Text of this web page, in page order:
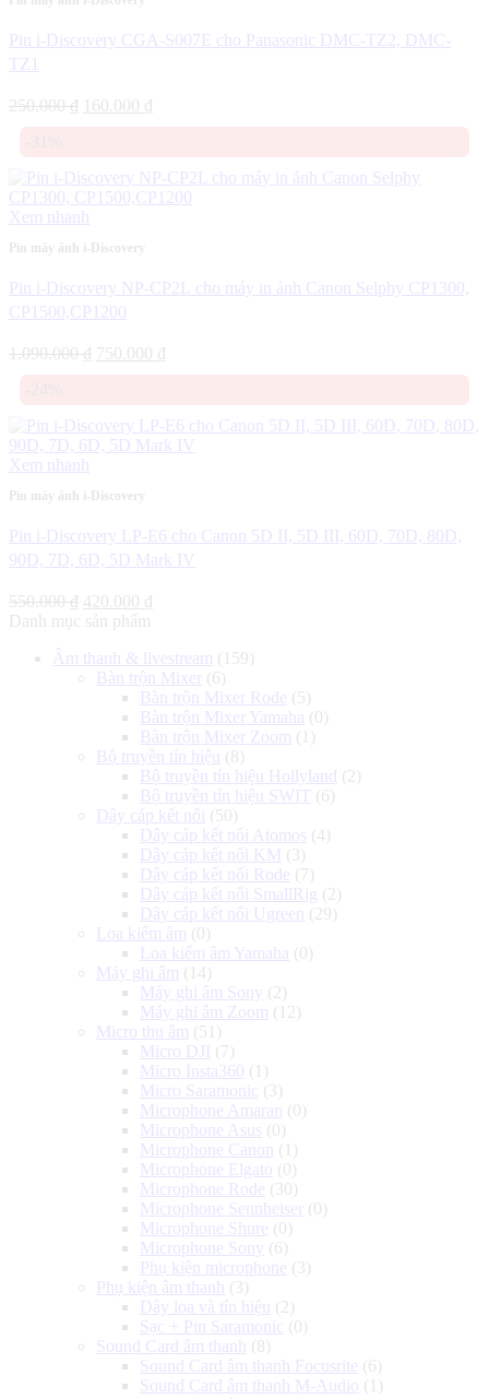
Pin i-Discovery CGA-S007E cho Panasonic DMC-TZ2, DMC-
TZ1
250.000₫
Giá
160.000 ₫
160.000 ₫.
Xem nhanh
Pin máy ảnh i-Discovery
Pin i-Discovery NP-CP2L cho máy in ảnh Canon Selphy CP1300,
CP1500,CP1200
1.090.000₫ Giá
750.000 ₫
750.000 ₫.
Xem nhanh
Pin máy ảnh i-Discovery
Pin i-Discovery LP-E6 cho Canon 5D II, 5D III, 60D, 70D, 80D,
90D, 7D, 6D, 5D Mark IV
550.000₫ Giá
gốc
550.000 ₫.
420.000 ₫
là:
420.000 ₫.
Danh mục sản phẩm
Âm thanh & livestream (159)
Bàn trộn Mixer
(6)
Bàn trộn Mixer Rode (5)
Bàn trộn Mixer Yamaha (0)
Bàn trộn Mixer Zoom (1)
Bộ truyền tín hiệu
(8)
Bộ truyền tín hiệu Hollyland
(2)
Bộ truyền tín hiệu SWIT (6)
Dây cáp kết nối (50)
Dây cáp kết nối Atomos (4)
Dây cáp kết nối KM (3)
Dây cáp kết nối Rode (7)
Dây cáp kết nối SmallRig (2)
Dây cáp kết nối Ugreen
(29)
Loa kiểm âm (0)
Loa kiểm âm Yamaha (0)
Máy ghi âm (14)
Máy ghi âm Sony (2)
Máy ghi âm Zoom (12)
Micro thu âm (51)
Micro DJI (7)
Micro Insta360 (1)
Micro Saramonic (3)
Microphone Amaran
(0)
Microphone Asus (0)
Microphone Canon
(1)
Microphone Elgato (0)
Microphone Rode (30)
Microphone Sennheiser
(0)
Microphone Shure (0)
Microphone Sony (6)
Phụ kiện microphone (3)
Phụ kiện âm thanh
(3)
Dây loa và tín hiệu
(2)
Sạc + Pin Saramonic (0)
Sound Card âm thanh
(8)
Sound Card âm thanh Focusrite (6)
Sound Card âm thanh M-Audio (1)